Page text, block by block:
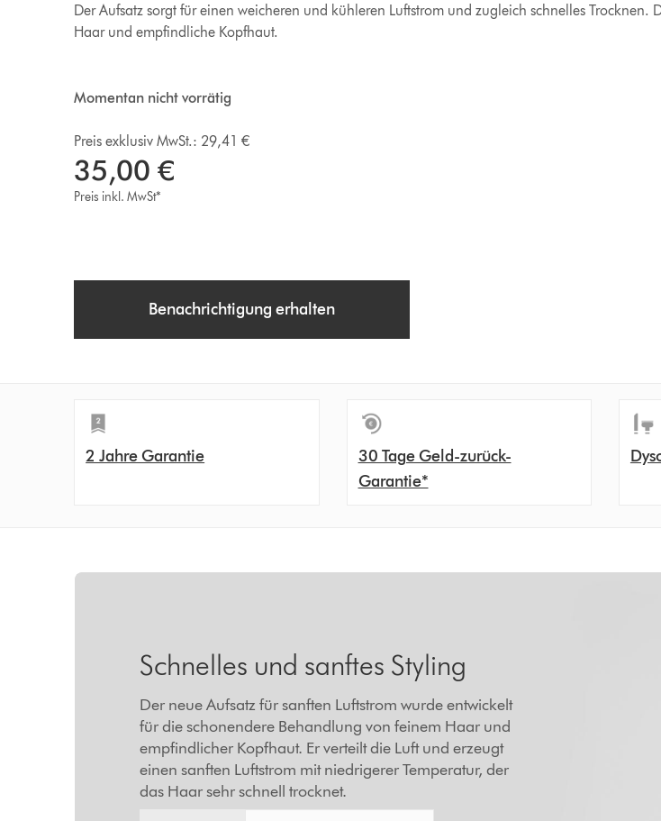
Der Aufsatz sorgt für einen weicheren und kühleren Luftstrom und zugleich schnelles Trocknen.
Haar und empfindliche Kopfhaut.
Momentan nicht vorrätig
Preis exklusiv MwSt.: 29,41 €
35,00 €
Preis inkl. MwSt*
Benachrichtigung erhalten
2 Jahre Garantie
30 Tage Geld-zurück-
Garantie*
Schnelles und sanftes Styling
Der neue Aufsatz für sanften Luftstrom wurde entwickelt
für die schonendere Behandlung von feinem Haar und
empfindlicher Kopfhaut. Er verteilt die Luft und erzeugt
einen sanften Luftstrom mit niedrigerer Temperatur, der
das Haar sehr schnell trocknet.